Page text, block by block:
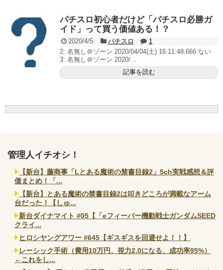
AngelBeats!とかいうクソアニメの思い出ｗｗｗ
Powered by livedoor 相互RSS
パチスロ初心者だけど「パチスロ必勝ガ
イド」って買う価値ある！？
2020/4/5 パチスロ
1
2: 名無し＠ゾーン 2020/04/04(土) 16:11:48.666 ない
3: 名無し＠ゾーン 2020/...
記事を読む
管理人イチオシ！
【新台】藤商事「Lとある魔術の禁書目録2」5ch実戦感想＆評
価まとめ！「...
【新台】とある魔術の禁書目録2は叩きどころが満載なアーム
台だった！【しゅ...
新台ダイナマイト #05【「eフィーバー機動戦士ガンダムSEED
クライ...
ヒロシヤングアワー #645【ギスギスを回避せよ！！】
レーシック手術（費用10万円、視力2.0になる、成功率95%）
←これをし...